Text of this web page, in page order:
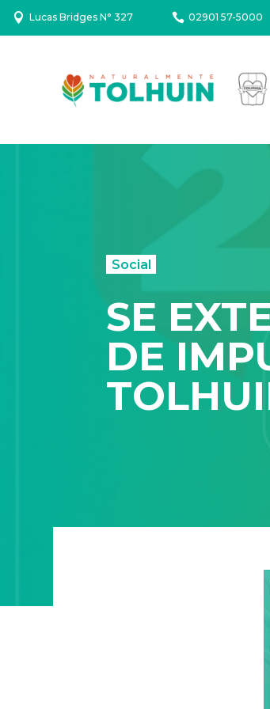
 Lucas Bridges N° 327  02901 57-5000
Social
SE
DE